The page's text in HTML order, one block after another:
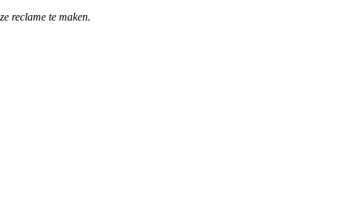
reclame te maken.